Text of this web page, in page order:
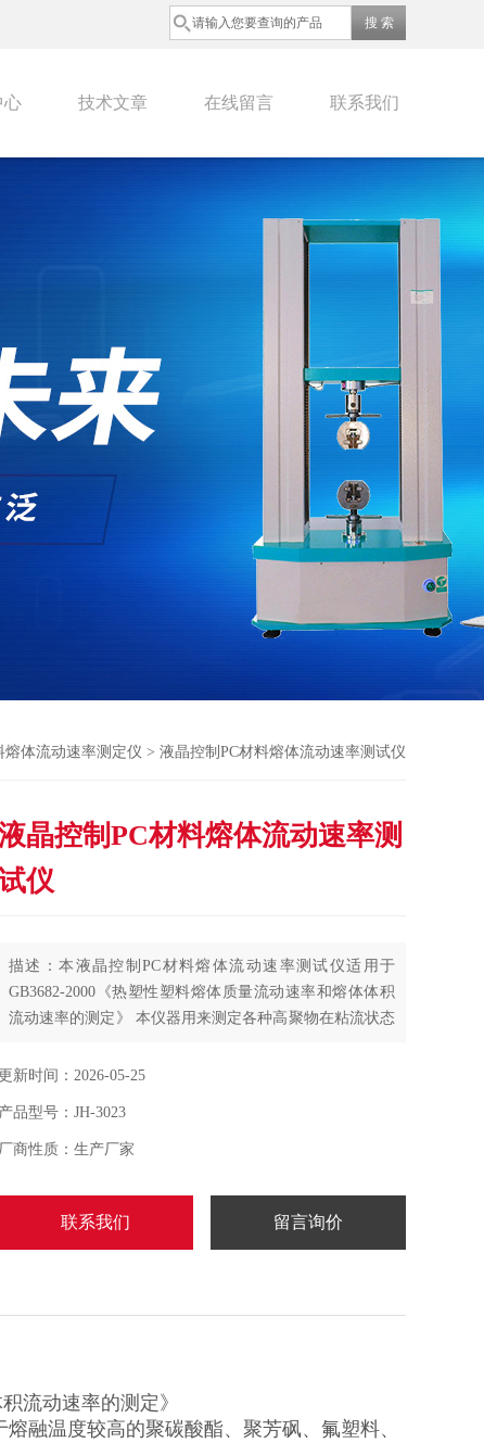
心 技术文章 在线留言 联系我们
熔体流动速率测定仪 > 液晶控制PC材料熔体流动速率测试仪
晶控制PC材料熔体流动速率测
仪
描述：本液晶控制PC材料熔体流动速率测试仪适用于
GB3682-2000《热塑性塑料熔体质量流动速率和熔体体积
流动速率的测定》 本仪器用来测定各种高聚物在粘流状态
聚芳砜、氟塑料、尼龙等工程塑料，也适用聚乙烯、聚苯
塑料测试。广泛应用于塑料生产、塑料制品、石油化工等
行业以及有关院校、科研单位和商检部门
更新时间：2026-05-25
产品型号：JH-3023
厂商性质：生产厂家
联系我们 留言询价
流动速率的测定》
融温度较高的聚碳酸酯、聚芳砜、氟塑料、